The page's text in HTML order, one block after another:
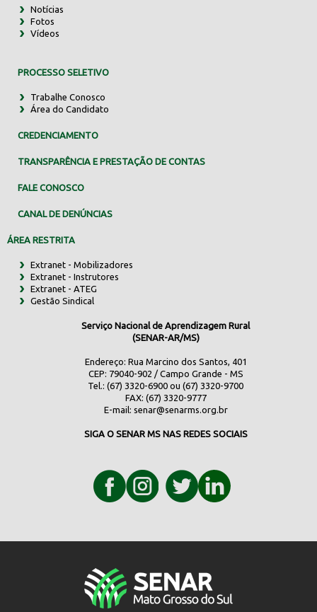
Notícias
Fotos
Vídeos
PROCESSO SELETIVO
Trabalhe Conosco
Área do Candidato
CREDENCIAMENTO
TRANSPARÊNCIA E PRESTAÇÃO DE CONTAS
FALE CONOSCO
CANAL DE DENÚNCIAS
ÁREA RESTRITA
Extranet - Mobilizadores
Extranet - Instrutores
Extranet - ATEG
Gestão Sindical
Serviço Nacional de Aprendizagem Rural
(SENAR-AR/MS)
Endereço: Rua Marcino dos Santos, 401
CEP: 79040-902 / Campo Grande - MS
Tel.: (67) 3320-6900 ou (67) 3320-9700
FAX: (67) 3320-9777
E-mail: senar@senarms.org.br
SIGA O SENAR MS NAS REDES SOCIAIS